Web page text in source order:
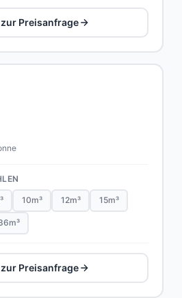
Preisanfrage
10m³ 12m³ 15m³
Preisanfrage